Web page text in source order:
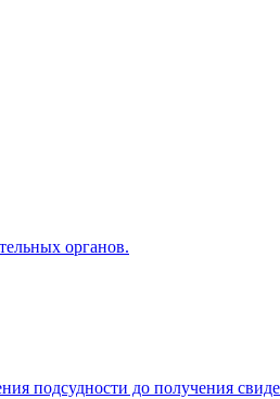
органов.
подсудности до получения